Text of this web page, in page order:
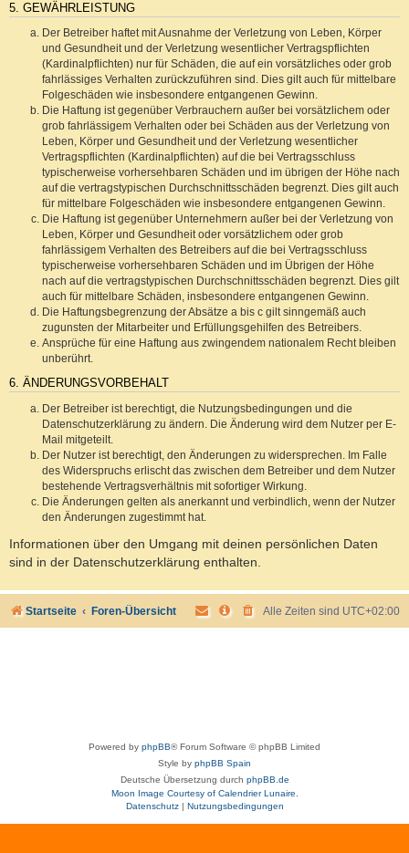
5. GEWÄHRLEISTUNG
Der Betreiber haftet mit Ausnahme der Verletzung von Leben, Körper
und Gesundheit und der Verletzung wesentlicher Vertragspflichten
(Kardinalpflichten) nur für Schäden, die auf ein vorsätzliches oder grob
fahrlässiges Verhalten zurückzuführen sind. Dies gilt auch für mittelbare
Folgeschäden wie insbesondere entgangenen Gewinn.
Die Haftung ist gegenüber Verbrauchern außer bei vorsätzlichem oder
grob fahrlässigem Verhalten oder bei Schäden aus der Verletzung von
Leben, Körper und Gesundheit und der Verletzung wesentlicher
Vertragspflichten (Kardinalpflichten) auf die bei Vertragsschluss
typischerweise vorhersehbaren Schäden und im übrigen der Höhe nach
auf die vertragstypischen Durchschnittsschäden begrenzt. Dies gilt auch
für mittelbare Folgeschäden wie insbesondere entgangenen Gewinn.
Die Haftung ist gegenüber Unternehmern außer bei der Verletzung von
Leben, Körper und Gesundheit oder vorsätzlichem oder grob
fahrlässigem Verhalten des Betreibers auf die bei Vertragsschluss
typischerweise vorhersehbaren Schäden und im Übrigen der Höhe
nach auf die vertragstypischen Durchschnittsschäden begrenzt. Dies gilt
auch für mittelbare Schäden, insbesondere entgangenen Gewinn.
Die Haftungsbegrenzung der Absätze a bis c gilt sinngemäß auch
zugunsten der Mitarbeiter und Erfüllungsgehilfen des Betreibers.
Ansprüche für eine Haftung aus zwingendem nationalem Recht bleiben
unberührt.
6. ÄNDERUNGSVORBEHALT
Der Betreiber ist berechtigt, die Nutzungsbedingungen und die
Datenschutzerklärung zu ändern. Die Änderung wird dem Nutzer per E-
Mail mitgeteilt.
Der Nutzer ist berechtigt, den Änderungen zu widersprechen. Im Falle
des Widerspruchs erlischt das zwischen dem Betreiber und dem Nutzer
bestehende Vertragsverhältnis mit sofortiger Wirkung.
Die Änderungen gelten als anerkannt und verbindlich, wenn der Nutzer
den Änderungen zugestimmt hat.
Informationen über den Umgang mit deinen persönlichen Daten
sind in der Datenschutzerklärung enthalten.
Startseite Foren-Übersicht Alle Zeiten sind UTC+02:00
Powered by phpBB® Forum Software © phpBB Limited
Style by phpBB Spain
Deutsche Übersetzung durch phpBB.de
Moon Image Courtesy of Calendrier Lunaire.
Datenschutz| Nutzungsbedingungen